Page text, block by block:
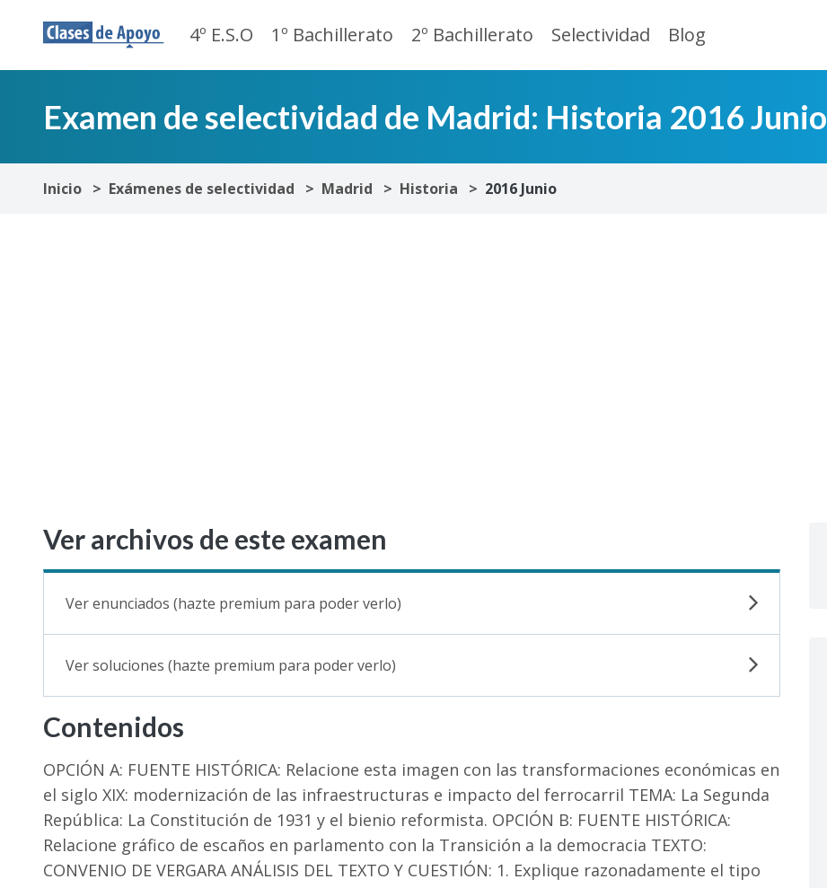
4º E.S.O 1º Bachillerato 2º Bachillerato Selectividad Blog
Examen de selectividad de Madrid: Historia 2016 Junio
Inicio Exámenes de selectividad Madrid Historia 2016 Junio
Ver archivos de este examen
Ver enunciados (hazte premium para poder verlo)
Ver soluciones (hazte premium para poder verlo)
Contenidos
OPCIÓN A: FUENTE HISTÓRICA: Relacione esta imagen con las transformaciones económicas en
el siglo XIX: modernización de las infraestructuras e impacto del ferrocarril TEMA: La Segunda
República: La Constitución de 1931 y el bienio reformista. OPCIÓN B: FUENTE HISTÓRICA:
Relacione gráfico de escaños en parlamento con la Transición a la democracia TEXTO:
CONVENIO DE VERGARA ANÁLISIS DEL TEXTO Y CUESTIÓN: 1. Explique razonadamente el tipo